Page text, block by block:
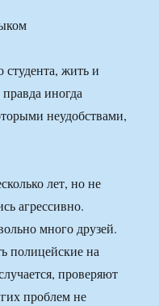
жить и
иногда
неудобствами,
лет, но не
агрессивно.
много друзей.
полицейские на
проверяют
проблем не